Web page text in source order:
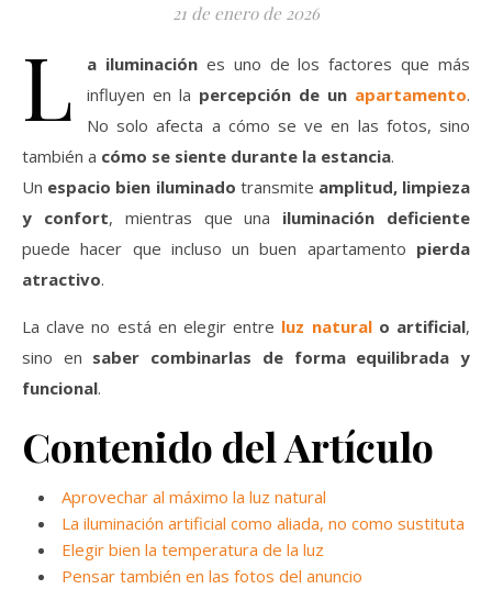
21 de enero de 2026
L a iluminaciónes uno de los factores que más
influyen en la percepción de un apartamento.
No solo afecta a cómo se ve en las fotos, sino
también a cómo se siente durante la estancia.
Un espacio bien iluminado transmite amplitud, limpieza
y confort, mientras que una iluminación deficiente
puede hacer que incluso un buen apartamento pierda
atractivo.
La clave no está en elegir entre luz naturalo artificial,
sino en saber combinarlas de forma equilibrada y
funcional.
Contenido del Artículo
Aprovechar al máximo la luz natural
La iluminación artificial como aliada, no como sustituta
Elegir bien la temperatura de la luz
Pensar también en las fotos del anuncio